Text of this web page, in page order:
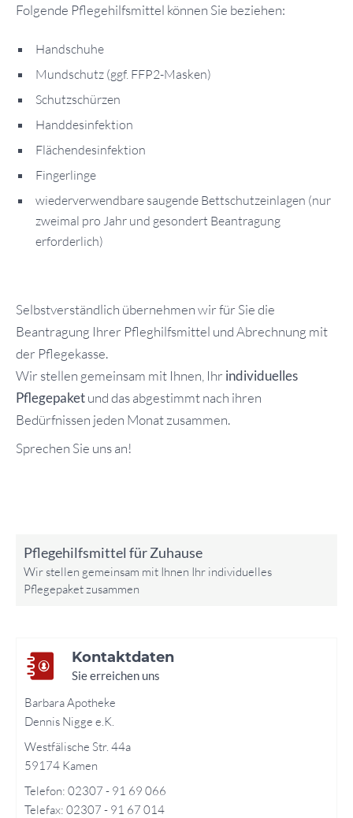
Folgende Pflegehilfsmittel können Sie beziehen:
Handschuhe
Mundschutz (ggf. FFP2-Masken)
Schutzschürzen
Handdesinfektion
Flächendesinfektion
Fingerlinge
wiederverwendbare saugende Bettschutzeinlagen (nur
zweimal pro Jahr und gesondert Beantragung
erforderlich)
Selbstverständlich übernehmen wir für Sie die
Beantragung Ihrer Pfleghilfsmittel und Abrechnung mit
der Pflegekasse.
Wir stellen gemeinsam mit Ihnen, Ihr individuelles
Pflegepaketund das abgestimmt nach ihren
Bedürfnissen jeden Monat zusammen.
Sprechen Sie uns an!
Pflegehilfsmittel für Zuhause
Wir stellen gemeinsam mit Ihnen Ihr individuelles
Pflegepaket zusammen
Kontaktdaten
Sie erreichen uns
Barbara Apotheke
Dennis Nigge e.K.
Westfälische Str. 44a
59174 Kamen
Telefon: 02307 - 91 69 066
Telefax: 02307 - 91 67 014